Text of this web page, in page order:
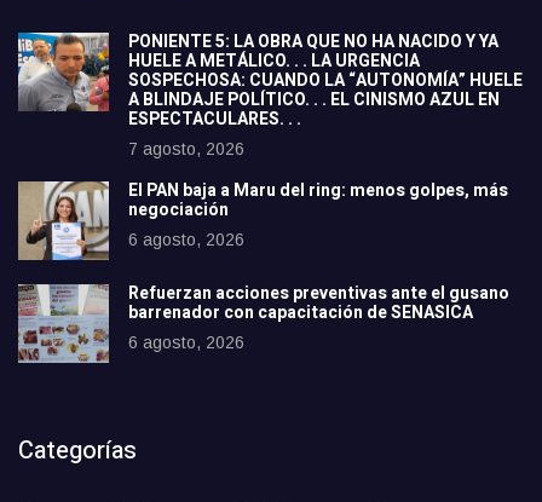
PONIENTE 5: LA OBRA QUE NO HA NACIDO Y YA
HUELE A METÁLICO. . . LA URGENCIA
SOSPECHOSA: CUANDO LA “AUTONOMÍA” HUELE
A BLINDAJE POLÍTICO. . . EL CINISMO AZUL EN
ESPECTACULARES. . .
7 agosto, 2026
El PAN baja a Maru del ring: menos golpes, más
negociación
6 agosto, 2026
Refuerzan acciones preventivas ante el gusano
barrenador con capacitación de SENASICA
6 agosto, 2026
Categorías